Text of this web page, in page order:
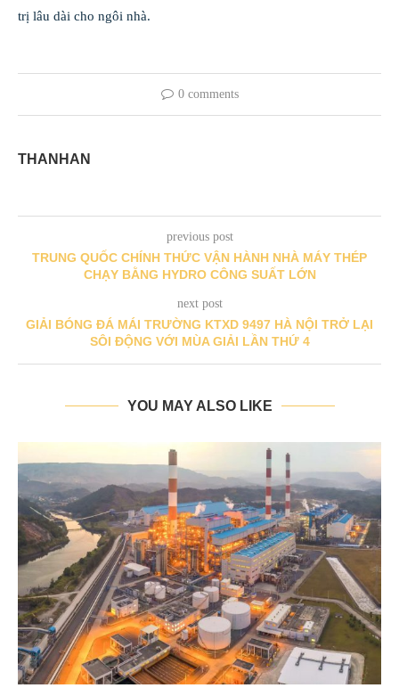
trị lâu dài cho ngôi nhà.
0 comments
THANHAN
previous post
TRUNG QUỐC CHÍNH THỨC VẬN HÀNH NHÀ MÁY THÉP
CHẠY BẰNG HYDRO CÔNG SUẤT LỚN
next post
GIẢI BÓNG ĐÁ MÁI TRƯỜNG KTXD 9497 HÀ NỘI TRỞ LẠI
SÔI ĐỘNG VỚI MÙA GIẢI LẦN THỨ 4
YOU MAY ALSO LIKE